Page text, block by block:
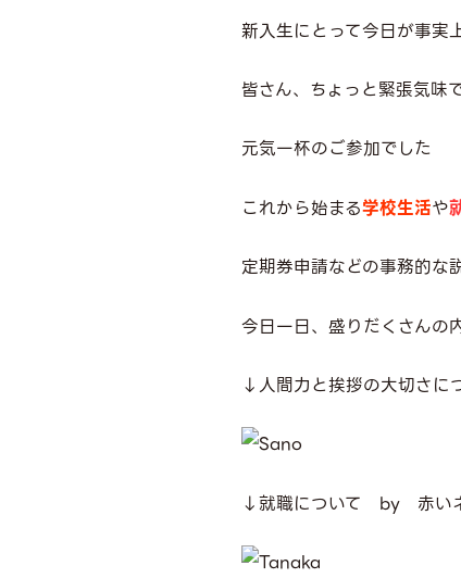
新入生にとって今日が事実
皆さん、ちょっと緊張気味
元気一杯のご参加でした
これから始まる学校生活や
定期券申請などの事務的な
今日一日、盛りだくさんの
↓人間力と挨拶の大切さ
↓就職について by 赤いネ